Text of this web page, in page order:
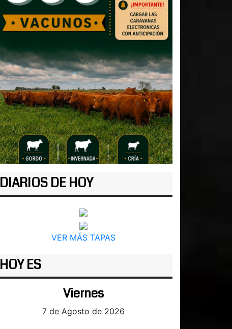
DIARIOS DE HOY
VER MÁS TAPAS
HOY ES
Viernes
7 de Agosto de 2026